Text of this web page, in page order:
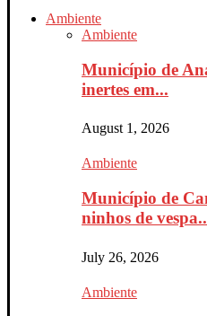
Ambiente
Ambiente
Município de
inertes em...
August 1, 2026
Ambiente
Município de
ninhos de
July 26, 2026
Ambiente